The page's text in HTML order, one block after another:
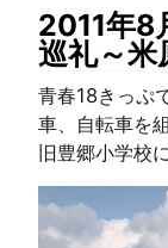
2011年8
巡礼～米
青春18きっぷ
車、自転車を
旧豊郷小学校